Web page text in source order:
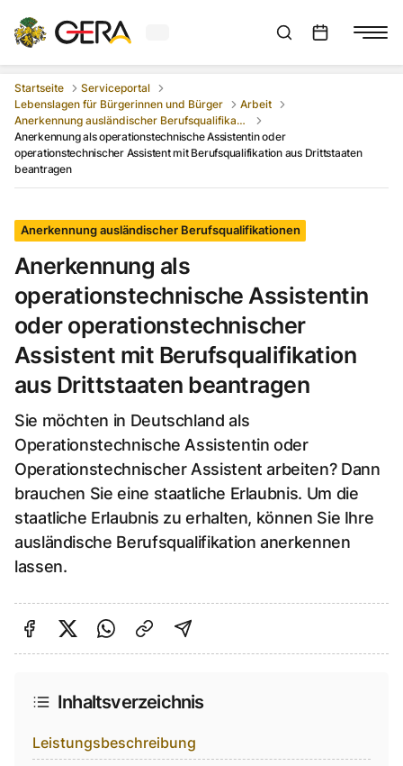
Aktuelles Wetter in GeraSuchleiste anzeigen
Startseite
Serviceportal
Lebenslagen für Bürgerinnen und Bürger
Arbeit
Anerkennung ausländischer Berufsqualifikationen
Anerkennung als operationstechnische Assistentin oder
operationstechnischer Assistent mit Berufsqualifikation aus Drittstaaten
beantragen
Anerkennung ausländischer Berufsqualifikationen
Anerkennung als
operationstechnische Assistentin
oder operationstechnischer
Assistent mit Berufsqualifikation
aus Drittstaaten beantragen
Sie möchten in Deutschland als
Operationstechnische Assistentin oder
Operationstechnischer Assistent arbeiten? Dann
brauchen Sie eine staatliche Erlaubnis. Um die
staatliche Erlaubnis zu erhalten, können Sie Ihre
ausländische Berufsqualifikation anerkennen
lassen.
Auf Facebook teilen
Auf Twitter teilen
Per Link teilen
shareViaEmail
Inhaltsverzeichnis
Leistungsbeschreibung